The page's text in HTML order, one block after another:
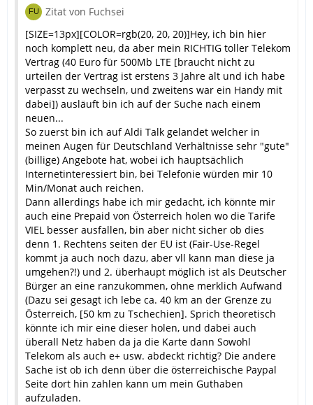
Zitat von Fuchsei
[SIZE=13px][COLOR=rgb(20, 20, 20)]Hey, ich bin hier
noch komplett neu, da aber mein RICHTIG toller Telekom
Vertrag (40 Euro für 500Mb LTE [braucht nicht zu
urteilen der Vertrag ist erstens 3 Jahre alt und ich habe
verpasst zu wechseln, und zweitens war ein Handy mit
dabei]) ausläuft bin ich auf der Suche nach einem
neuen...
So zuerst bin ich auf Aldi Talk gelandet welcher in
meinen Augen für Deutschland Verhältnisse sehr "gute"
(billige) Angebote hat, wobei ich hauptsächlich
Internetinteressiert bin, bei Telefonie würden mir 10
Min/Monat auch reichen.
Dann allerdings habe ich mir gedacht, ich könnte mir
auch eine Prepaid von Österreich holen wo die Tarife
VIEL besser ausfallen, bin aber nicht sicher ob dies
denn 1. Rechtens seiten der EU ist (Fair-Use-Regel
kommt ja auch noch dazu, aber vll kann man diese ja
umgehen?!) und 2. überhaupt möglich ist als Deutscher
Bürger an eine ranzukommen, ohne merklich Aufwand
(Dazu sei gesagt ich lebe ca. 40 km an der Grenze zu
Österreich, [50 km zu Tschechien]. Sprich theoretisch
könnte ich mir eine dieser holen, und dabei auch
überall Netz haben da ja die Karte dann Sowohl
Telekom als auch e+ usw. abdeckt richtig? Die andere
Sache ist ob ich denn über die österreichische Paypal
Seite dort hin zahlen kann um mein Guthaben
aufzuladen.